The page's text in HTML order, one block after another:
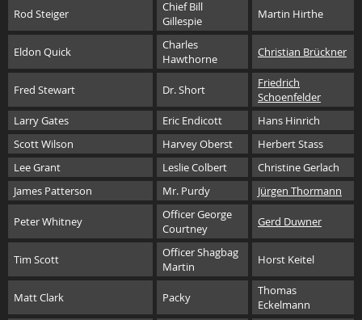
Rod Steiger
Chief Bill
Gillespie
Martin Hirthe
Eldon Quick
Charles
Hawthorne
Christian Brückner
Fred Stewart Dr. Short
Friedrich
Schoenfelder
Larry Gates
Eric Endicott
Hans Hinrich
Scott Wilson
Harvey Oberst
Herbert Stass
Lee Grant
Leslie Colbert
Christine Gerlach
James Patterson
Mr. Purdy Jürgen Thormann
Peter Whitney
Officer George
Courtney
Gerd Duwner
Tim Scott
Officer Shagbag
Martin
Horst Keitel
Matt Clark Packy
Thomas
Eckelmann